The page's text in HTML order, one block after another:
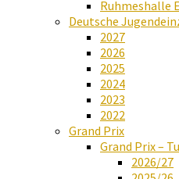
Ruhmeshalle
Deutsche
2027
2026
2025
2024
2023
2022
Grand Prix
Grand Prix –
2026/27